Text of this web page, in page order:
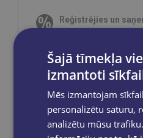
Reģistrējies un
cenas precēm.
Apmaksātie
izsūtīti 2-5 darba
Bezmaksas piegāde
pakomātiem Latvijā
Bezmaksas piegāde
grāmatnīcā 1-5
Šajā tīmekļa
izmantoti
Mēs izmantojam
personalizētu saturu,
analizētu mūsu